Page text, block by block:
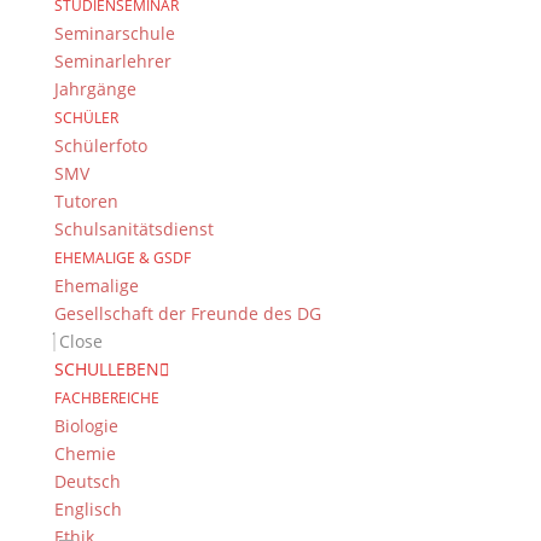
STUDIENSEMINAR
Seminarschule
Seminarlehrer
Jahrgänge
SCHÜLER
Schülerfoto
SMV
Tutoren
Schulsanitätsdienst
EHEMALIGE & GSDF
Ehemalige
Gesellschaft der Freunde des DG
Close
SCHULLEBEN
FACHBEREICHE
Biologie
Chemie
Deutsch
Englisch
Suche
Newsarchiv
Newsarchiv
Das DG
Feldkirchenstr. 20-22
96052 Bamberg
Tel.: +49 (0) 951 93 23 90